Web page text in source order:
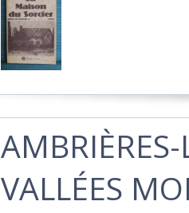
‎AMBRIÈRES-
VALLÉES